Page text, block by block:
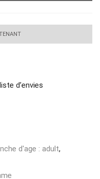
d’envies
d'age : adult,